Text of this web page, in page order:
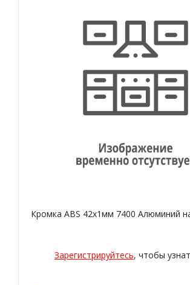
Кромка ABS 42х1мм 7400 Алюминий
Зарегистрируйтесь, чтобы